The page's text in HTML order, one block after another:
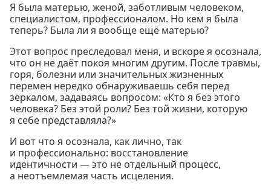
Я была матерью, женой, заботливым человеком,
специалистом, профессионалом. Но кем я была
теперь? Была ли я вообще ещё матерью?
Этот вопрос преследовал меня, и вскоре я осознала,
что он не даёт покоя многим другим. После травмы,
горя, болезни или значительных жизненных
перемен нередко обнаруживаешь себя перед
зеркалом, задаваясь вопросом: «Кто я без этого
человека? Без этой роли? Без той жизни, которую
я себе представляла?»
И вот что я осознала, как лично, так
и профессионально: восстановление
идентичности — это не отдельный процесс,
а неотъемлемая часть исцеления.